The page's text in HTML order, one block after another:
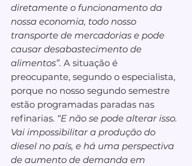
diretamente o funcionamento da
nossa economia, todo nosso
transporte de mercadorias e pode
causar desabastecimento de
alimentos”. A situação é
preocupante, segundo o especialista,
porque no nosso segundo semestre
estão programadas paradas nas
refinarias. “E não se pode alterar isso.
Vai impossibilitar a produção do
diesel no país, e há uma perspectiva
de aumento de demanda em